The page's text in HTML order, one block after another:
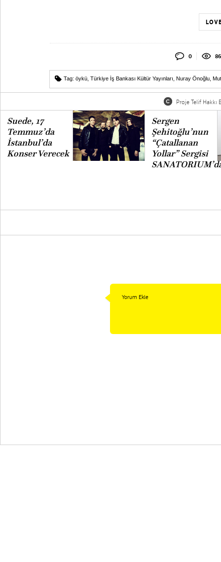
0
Tag: öykü Türkiye İş Bankası Kültür Yayınları Nuray Önoğlu
Proje Telif Hakkı
Suede, 17
Temmuz’da
İstanbul’da
Konser Verecek
Sergen
Şehitoğlu’nun
“Çatallanan
Yollar” Sergisi